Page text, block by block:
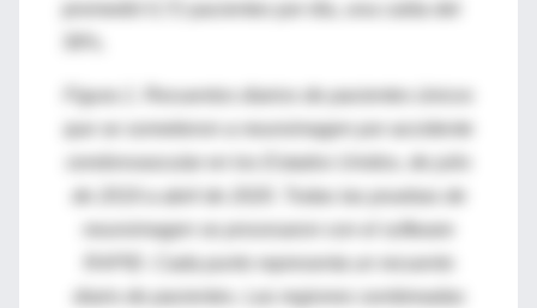
Figura 1. Recuentos diarios de pacientes únicos
que se sometieron a neuroimagen por accidente
neuroimagen se procesaron con el software
diario de pacientes. Las regiones sombreadas